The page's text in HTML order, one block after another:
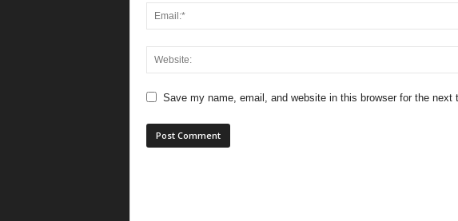
Save my name, email, and website in this browser for the next